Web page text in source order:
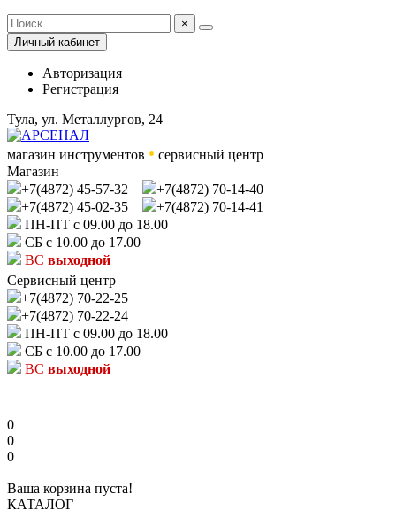
×
Личный кабинет
Авторизация
Регистрация
Тула, ул. Металлургов, 24
магазин инструментов • сервисный центр
Магазин
+7(4872) 45-57-32
+7(4872) 70-14-40
+7(4872) 45-02-35
+7(4872) 70-14-41
ПН-ПТ с 09.00 до 18.00
СБ с 10.00 до 17.00
ВС выходной
Сервисный центр
+7(4872) 70-22-25
+7(4872) 70-22-24
ПН-ПТ с 09.00 до 18.00
СБ с 10.00 до 17.00
ВС выходной
0
0
0
Ваша корзина пуста!
КАТАЛОГ